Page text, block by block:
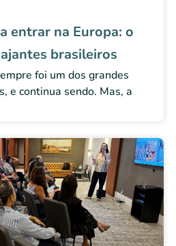
entrar na Europa: o
brasileiros
foi um dos grandes
e continua sendo. Mas, a